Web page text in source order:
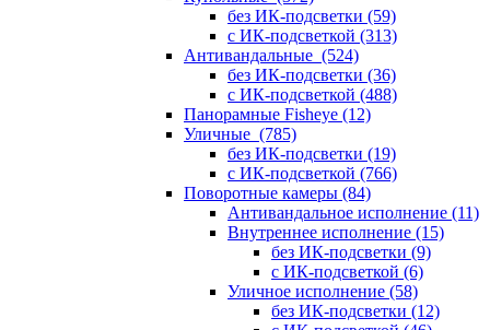
без ИК-подсветки (59)
с ИК-подсветкой (313)
Антивандальные (524)
без ИК-подсветки (36)
с ИК-подсветкой (488)
Панорамные Fisheye (12)
Уличные (785)
без ИК-подсветки (19)
с ИК-подсветкой (766)
Поворотные камеры (84)
Антивандальное исполнение (11)
Внутреннее исполнение (15)
без ИК-подсветки (9)
с ИК-подсветкой (6)
Уличное исполнение (58)
без ИК-подсветки (12)